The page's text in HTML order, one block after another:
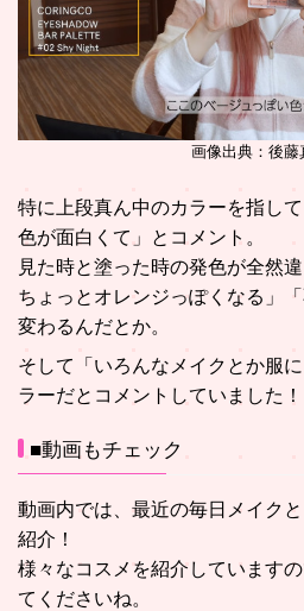
画像出典：後藤
特に上段真ん中のカラーを指し
色が面白くて」とコメント。
見た時と塗った時の発色が全然
ちょっとオレンジっぽくなる」
変わるんだとか。
そして「いろんなメイクとか服
ラーだとコメントしていました！
■動画もチェック
動画内では、最近の毎日メイク
紹介！
様々なコスメを紹介しています
てくださいね。